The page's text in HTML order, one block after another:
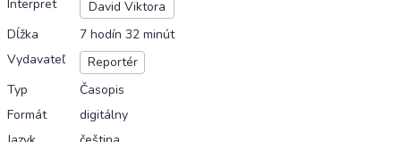
Interpret
David Viktora
Dĺžka
7 hodín 32 minút
Vydavateľ
Reportér
Typ
Časopis
Formát
digitálny